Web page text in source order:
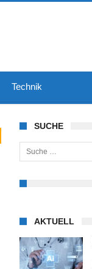
Technik
SUCHE
Suche nach:
AKTUELL